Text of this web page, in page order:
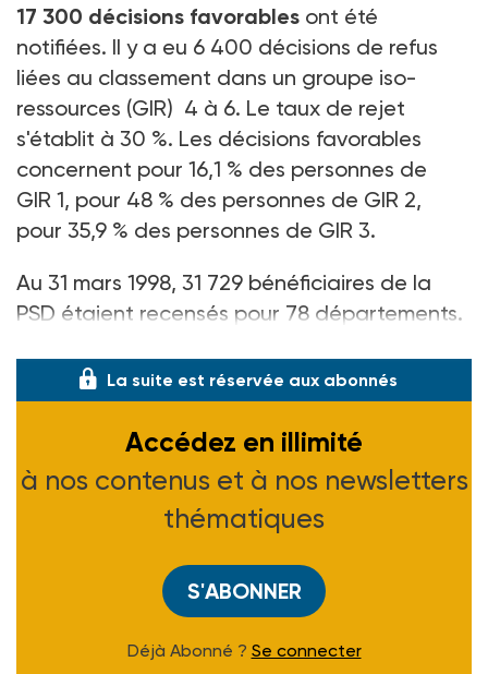
17 300 décisions favorables ont été
notifiées. Il y a eu 6 400 décisions de refus
liées au classement dans un groupe iso-
ressources (GIR) 4 à 6. Le taux de rejet
s'établit à 30 %. Les décisions favorables
concernent pour 16,1 % des personnes de
GIR 1, pour 48 % des personnes de GIR 2,
pour 35,9 % des personnes de GIR 3.
Au 31 mars 1998, 31 729 bénéficiaires de la
PSD étaient recensés pour 78 départements.
La suite est réservée aux abonnés
Accédez en illimité
à nos contenus et à nos newsletters
thématiques
S'ABONNER
Déjà Abonné ? Se connecter